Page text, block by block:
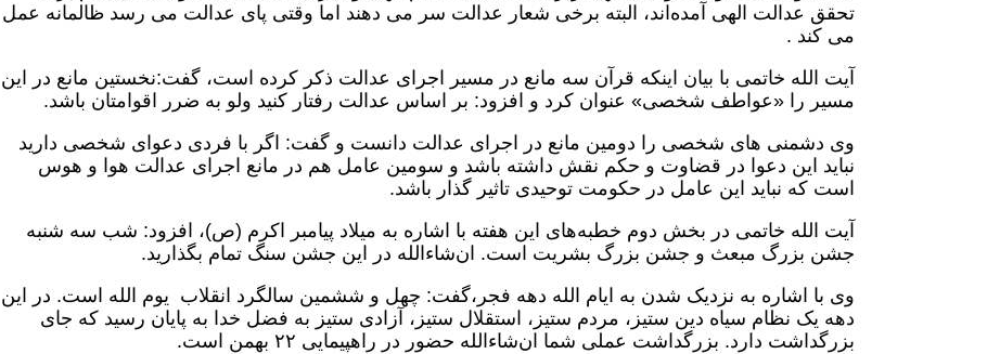
تحقق عدالت الهی آمده‌اند، البته برخی شعار عدالت سر می دهند اما وقتی پای عدالت می رسد ظالمانه عمل
می کند .
آیت الله خاتمی با بیان اینکه قرآن سه مانع در مسیر اجرای عدالت ذکر کرده است، گفت:نخستین مانع در این
مسیر را «عواطف شخصی» عنوان کرد و افزود: بر اساس عدالت رفتار کنید ولو به ضرر اقوامتان باشد.
وی دشمنی های شخصی را دومین مانع در اجرای عدالت دانست و گفت: اگر با فردی دعوای شخصی دارید
نباید این دعوا در قضاوت و حکم نقش داشته باشد و سومین عامل هم در مانع اجرای عدالت هوا و هوس
است که نباید این عامل در حکومت توحیدی تاثیر گذار باشد.
آیت الله خاتمی در بخش دوم خطبه‌های این هفته با اشاره به میلاد پیامبر اکرم (ص)، افزود: شب سه شنبه
جشن بزرگ مبعث و جشن بزرگ بشریت است. ان‌شاءالله در این جشن سنگ تمام بگذارید.
وی با اشاره به نزدیک شدن به ایام الله دهه فجر،گفت: چهل و ششمین سالگرد انقلاب یوم الله است. در این
دهه یک نظام سیاه دین ستیز، مردم ستیز، استقلال ستیز، آزادی ستیز به فضل خدا به پایان رسید که جای
بزرگداشت دارد. بزرگداشت عملی شما ان‌شاءالله حضور در راهپیمایی ۲۲ بهمن است.